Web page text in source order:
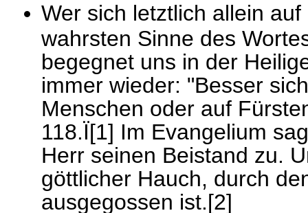
Wer sich letztlich allein
wahrsten Sinne des
begegnet uns in der
immer wieder: "Besser
Menschen oder auf
118.Ï[1] Im Evangelium
Herr seinen Beistand zu.
göttlicher Hauch, durch
ausgegossen ist.[2]